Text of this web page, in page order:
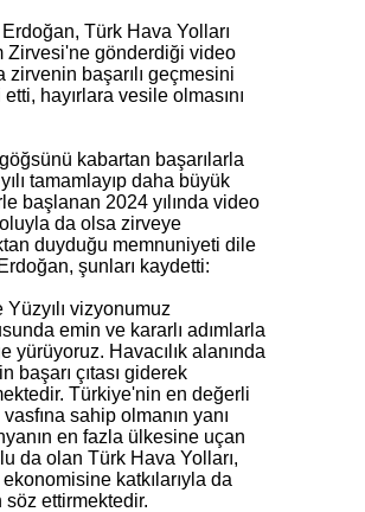
Türk Hava Yolları
Zirvesi'ne gönderdiği video
zirvenin başarılı geçmesini
hayırlara vesile olmasını
kabartan başarılarla
tamamlayıp daha büyük
başlanan 2024 yılında video
da olsa zirveye
duyduğu memnuniyeti dile
şunları kaydetti:
vizyonumuz
emin ve kararlı adımlarla
yürüyoruz. Havacılık alanında
başarı çıtası giderek
Türkiye'nin en değerli
vasfına sahip olmanın yanı
en fazla ülkesine uçan
da olan Türk Hava Yolları,
katkılarıyla da
söz ettirmektedir.